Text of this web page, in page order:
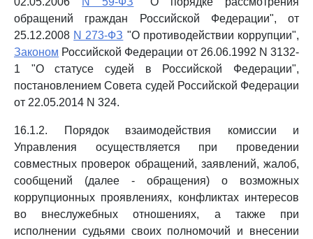
обращений граждан Российской Федерации", от
25.12.2008 N 273-ФЗ "О противодействии коррупции",
Законом Российской Федерации от 26.06.1992 N 3132-
1 "О статусе судей в Российской Федерации",
постановлением Совета судей Российской Федерации
от 22.05.2014 N 324.
16.1.2. Порядок взаимодействия комиссии и
Управления осуществляется при проведении
совместных проверок обращений, заявлений, жалоб,
сообщений (далее - обращения) о возможных
коррупционных проявлениях, конфликтах интересов
во внеслужебных отношениях, а также при
исполнении судьями своих полномочий и внесении